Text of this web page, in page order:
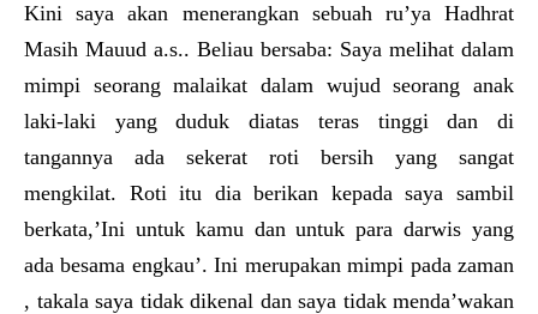
Kini saya akan menerangkan sebuah ru’ya Hadhrat
Masih Mauud a.s.. Beliau bersaba: Saya melihat dalam
mimpi seorang malaikat dalam wujud seorang anak
laki-laki yang duduk diatas teras tinggi dan di
tangannya ada sekerat roti bersih yang sangat
mengkilat. Roti itu dia berikan kepada saya sambil
berkata,’Ini untuk kamu dan untuk para darwis yang
ada besama engkau’. Ini merupakan mimpi pada zaman
, takala saya tidak dikenal dan saya tidak menda’wakan